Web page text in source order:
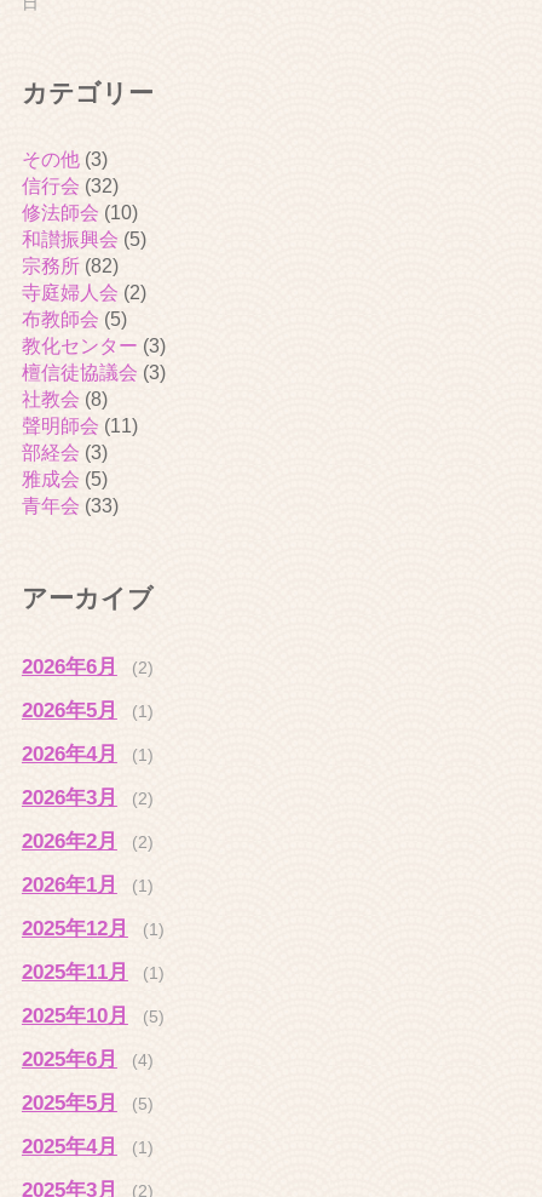
カテゴリー
その他(3)
信行会 (32)
修法師会 (10)
和讃振興会 (5)
宗務所(82)
寺庭婦人会 (2)
布教師会 (5)
教化センター (3)
檀信徒協議会 (3)
社教会 (8)
聲明師会 (11)
部経会 (3)
雅成会 (5)
青年会 (33)
アーカイブ
2026年6月 (2)
2026年5月 (1)
2026年4月 (1)
2026年3月 (2)
2026年2月 (2)
2026年1月 (1)
2025年12月 (1)
2025年11月 (1)
2025年10月 (5)
2025年6月 (4)
2025年5月 (5)
2025年4月 (1)
2025年3月 (2)